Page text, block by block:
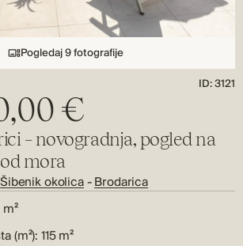
Pogledaj 9 fotografije
ID: 3121
€
– novogradnja, pogled na
mora
Šibenik okolica-Brodarica
m²
(m²): 115 m²